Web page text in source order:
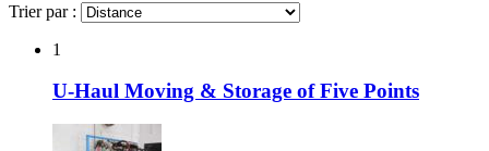
Trier par :
1
U-Haul Moving & Storage of Five Points